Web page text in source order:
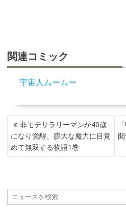
関連コミック
宇宙人ムームー
投
稿
ナ
ビ
シ
ョ
非モテサラリーマンが40歳
になり覚醒、膨大な魔力に目覚
めて無双する物語1巻